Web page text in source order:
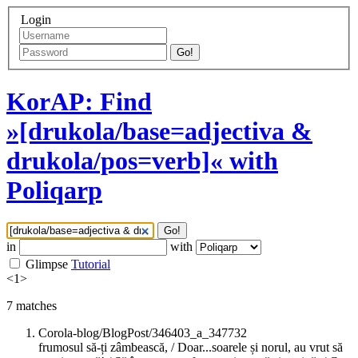
Login
Go!
KorAP: Find
»[drukola/base=adjectiva &
drukola/pos=verb]« with
Poliqarp
Go!
in
with
Glimpse Tutorial
<1>
7 matches
Corola-blog/BlogPost/346403_a_347732
frumosul să-ți zâmbească, / Doar...soarele și norul, au vrut să